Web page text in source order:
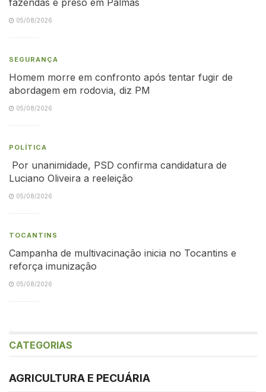
05/08/2026
SEGURANÇA
Homem morre em confronto após tentar fugir de
abordagem em rodovia, diz PM
05/08/2026
POLÍTICA
Por unanimidade, PSD confirma candidatura de
Luciano Oliveira a reeleição
05/08/2026
TOCANTINS
Campanha de multivacinação inicia no Tocantins e
reforça imunização
05/08/2026
CATEGORIAS
AGRICULTURA E PECUÁRIA